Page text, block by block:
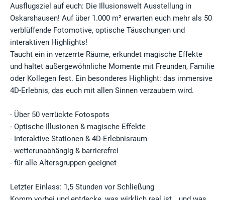
Ausflugsziel auf euch: Die Illusionswelt Ausstellung in
Oskarshausen! Auf über 1.000 m² erwarten euch mehr als 50
verblüffende Fotomotive, optische Täuschungen und
interaktiven Highlights!
Taucht ein in verzerrte Räume, erkundet magische Effekte
und haltet außergewöhnliche Momente mit Freunden, Familie
oder Kollegen fest. Ein besonderes Highlight: das immersive
4D-Erlebnis, das euch mit allen Sinnen verzaubern wird.
- Über 50 verrückte Fotospots
- Optische Illusionen & magische Effekte
- Interaktive Stationen & 4D-Erlebnisraum
- wetterunabhängig & barrierefrei
- für alle Altersgruppen geeignet
Letzter Einlass: 1,5 Stunden vor Schließung